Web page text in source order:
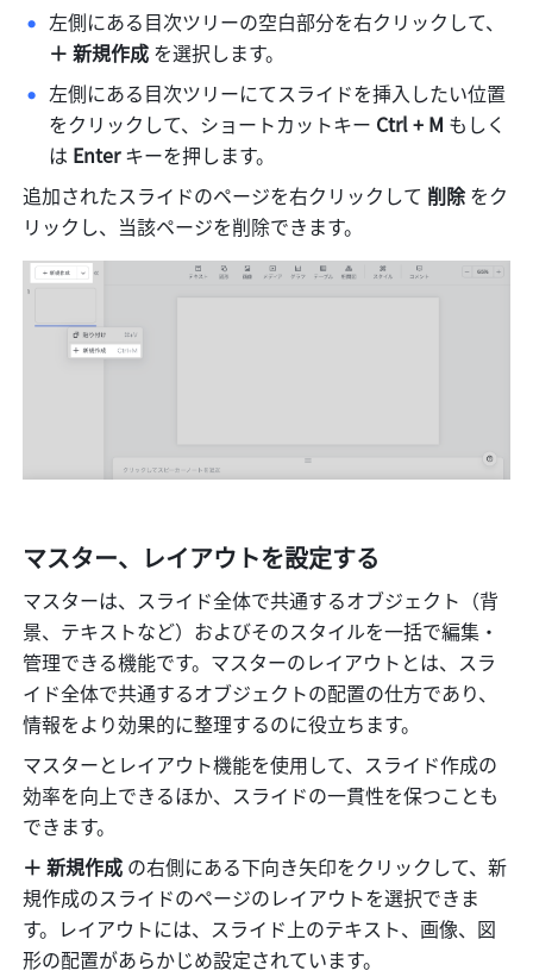
左側にある目次ツリーの空白部分を右クリックして、
＋ 新規作成 を選択します。
左側にある目次ツリーにてスライドを挿入したい位置
をクリックして、ショートカットキー Ctrl + M もしく
は Enter キーを押します。
追加されたスライドのページを右クリックして 削除 をク
リックし、当該ページを削除できます。
マスター、レイアウトを設定する
マスターは、スライド全体で共通するオブジェクト（背
景、テキストなど）およびそのスタイルを一括で編集・
管理できる機能です。マスターのレイアウトとは、スラ
イド全体で共通するオブジェクトの配置の仕方であり、
情報をより効果的に整理するのに役立ちます。
マスターとレイアウト機能を使用して、スライド作成の
効率を向上できるほか、スライドの一貫性を保つことも
できます。
＋ 新規作成 の右側にある下向き矢印をクリックして、新
規作成のスライドのページのレイアウトを選択できま
す。レイアウトには、スライド上のテキスト、画像、図
形の配置があらかじめ設定されています。